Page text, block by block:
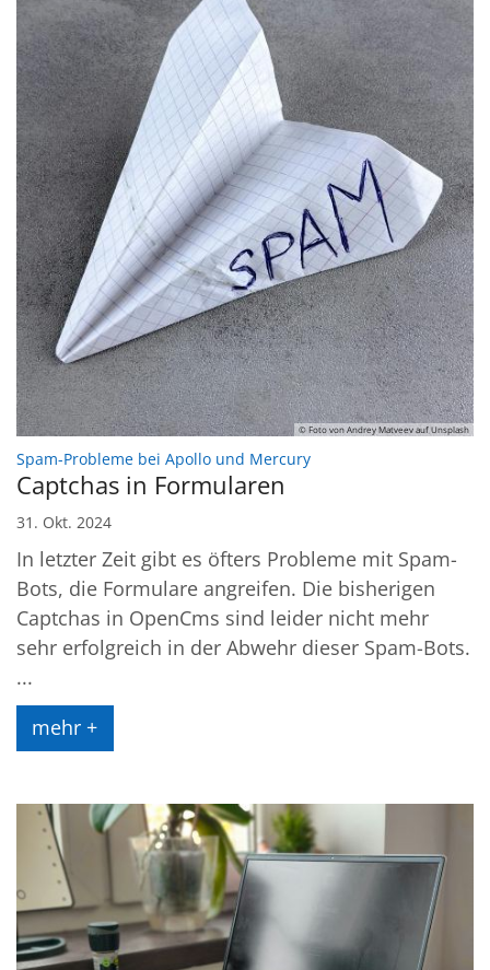
© Foto von Andrey Matveev auf Unsplash
Spam-Probleme bei Apollo und Mercury:
Captchas in Formularen
31. Okt. 2024
In letzter Zeit gibt es öfters Probleme mit Spam-
Bots, die Formulare angreifen. Die bisherigen
Captchas in OpenCms sind leider nicht mehr
sehr erfolgreich in der Abwehr dieser Spam-Bots.
...
mehr +